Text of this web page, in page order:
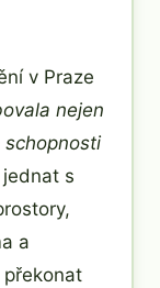
v Praze
nejen
schopnosti
s
a
překonat